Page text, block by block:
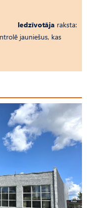
Iedzīvotāja raksta:
jauniešus, kas